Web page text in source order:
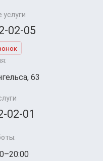
02-05
63
02-01